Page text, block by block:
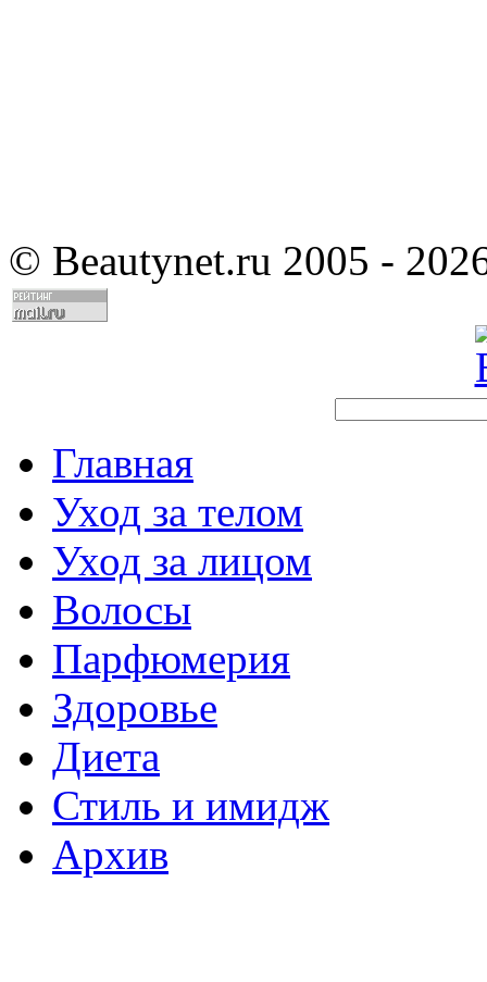
© Beautynet.ru 2005 -
Главная
Уход за телом
Уход за лицом
Волосы
Парфюмерия
Здоровье
Диета
Стиль и имидж
Архив